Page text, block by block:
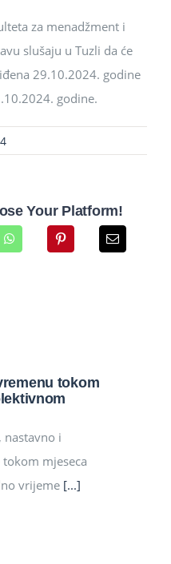
za menadžment i
slušaju u Tuzli da će
29.10.2024. godine
godine.
Your Platform!
tokom
nastavno i
mjeseca
vrijeme [...]